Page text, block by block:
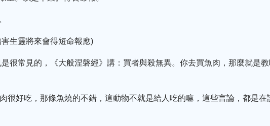
生靈將來會得短命報應)
很常見的，《大般涅磐經》講：買者與殺無異。你去買魚肉，那麼就是教
很好吃，那條魚燒的不錯，這動物不就是給人吃的嘛，這些言論，都是在